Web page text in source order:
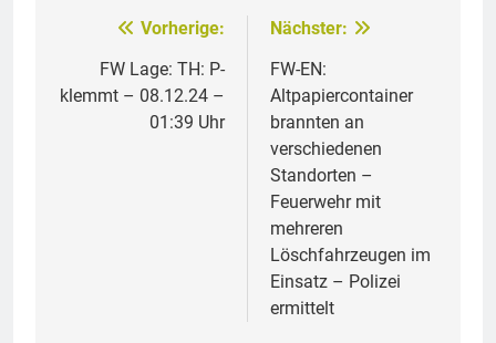
Beitragsnavigation
Vorherige:
FW Lage: TH: P-
klemmt – 08.12.24 –
01:39 Uhr
Nächster:
FW-EN:
Altpapiercontainer
brannten an
verschiedenen
Standorten –
Feuerwehr mit
mehreren
Löschfahrzeugen im
Einsatz – Polizei
ermittelt